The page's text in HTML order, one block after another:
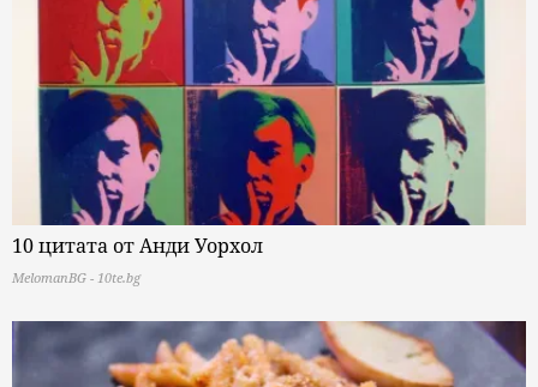
10 цитата от Анди Уорхол
MelomanBG - 10te.bg